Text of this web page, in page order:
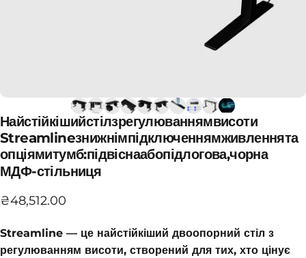
Найстійкішийстілзрегулюваннямвисоти
Streamlineзнижнімпідключеннямживленнята
опціямитумб:підвіснаабопідлогова,чорна
МДФ-стільниця
₴48,512.00
Streamline — це найстійкіший двоопорний стіл з
регулюванням висоти, створений для тих, хто цінує